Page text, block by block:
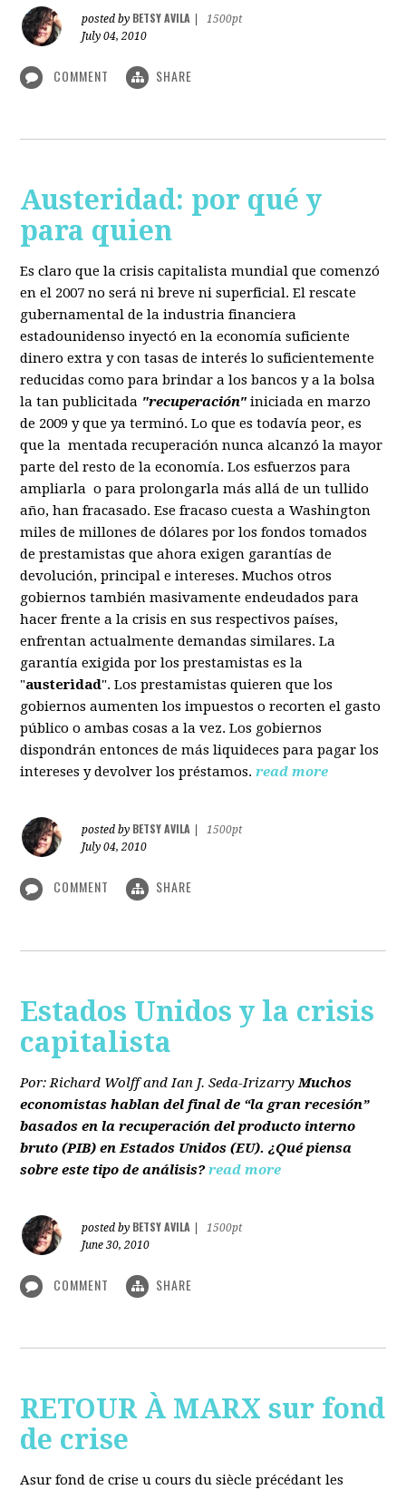
posted by BETSY AVILA
1500pt
July 04, 2010
COMMENT SHARE
Austeridad: por qué y
para quien
Es claro que la crisis capitalista mundial que comenzó
en el 2007 no será ni breve ni superficial. El rescate
gubernamental de la industria financiera
estadounidenso inyectó en la economía suficiente
dinero extra y con tasas de interés lo suficientemente
reducidas como para brindar a los bancos y a la bolsa
la tan publicitada "recuperación" iniciada en marzo
de 2009 y que ya terminó. Lo que es todavía peor, es
que la mentada recuperación nunca alcanzó la mayor
parte del resto de la economía. Los esfuerzos para
ampliarla o para prolongarla más allá de un tullido
año, han fracasado. Ese fracaso cuesta a Washington
miles de millones de dólares por los fondos tomados
de prestamistas que ahora exigen garantías de
devolución, principal e intereses. Muchos otros
gobiernos también masivamente endeudados para
hacer frente a la crisis en sus respectivos países,
enfrentan actualmente demandas similares. La
garantía exigida por los prestamistas es la
"austeridad". Los prestamistas quieren que los
gobiernos aumenten los impuestos o recorten el gasto
público o ambas cosas a la vez. Los gobiernos
dispondrán entonces de más liquideces para pagar los
intereses y devolver los préstamos. read more
posted by BETSY AVILA
1500pt
July 04, 2010
COMMENT SHARE
Estados Unidos y la crisis
capitalista
Por: Richard Wolff and Ian J. Seda-Irizarry Muchos
economistas hablan del final de “la gran recesión”
basados en la recuperación del producto interno
bruto(PIB)en Estados Unidos(EU). ¿Qué piensa
sobre este tipo de análisis? read more
posted by BETSY AVILA
1500pt
June 30, 2010
COMMENT SHARE
RETOUR À MARX sur fond
de crise
Asur fond de crise u cours du siècle précédant les